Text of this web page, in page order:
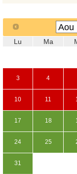
Lu Ma
3 4
10 11
17 18
24 25
31